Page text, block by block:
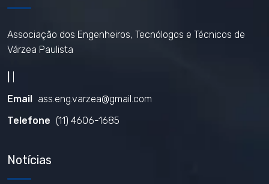
Associação dos Engenheiros, Tecnólogos e Técnicos de
Várzea Paulista
Email ass.eng.varzea@gmail.com
Telefone (11) 4606-1685
Notícias